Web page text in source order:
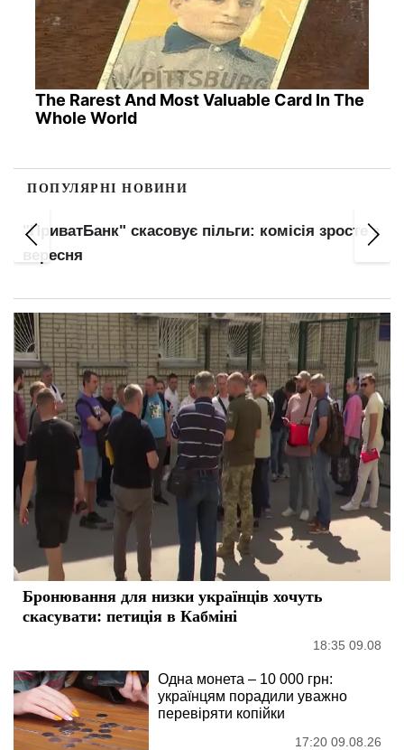
The Rarest And Most Valuable Card In The
Whole World
ПОПУЛЯРНІ НОВИНИ
"ПриватБанк" скасовує пільги: комісія зросте з
вересня
Бронювання для низки українців хочуть
скасувати: петиція в Кабміні
18:35 09.08
Одна монета – 10 000 грн:
українцям порадили уважно
перевіряти копійки
17:20 09.08.26